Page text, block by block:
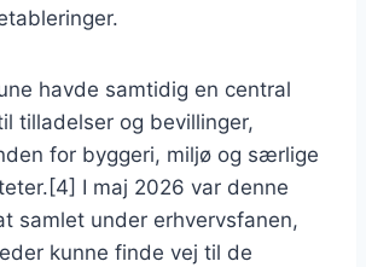
havde samtidig en central
tilladelser og bevillinger,
for byggeri, miljø og særlige
I maj 2026 var denne
samlet under erhvervsfanen,
kunne finde vej til de